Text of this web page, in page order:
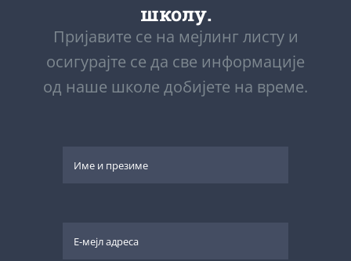
школу.
Пријавите се на мејлинг листу и
осигурајте се да све информације
од наше школе добијете на време.